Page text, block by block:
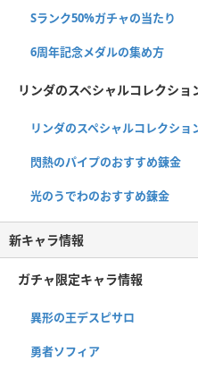
Sランク50%ガチャの当たり
6周年記念メダルの集め方
リンダのスペシャルコレクショ
リンダのスペシャルコレクショ
閃熱のパイプのおすすめ錬金
光のうでわのおすすめ錬金
新キャラ情報
ガチャ限定キャラ情報
異形の王デスピサロ
勇者ソフィア